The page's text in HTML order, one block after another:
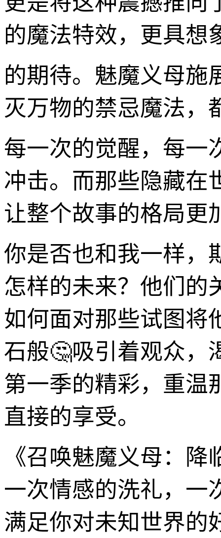
的魔法特效，更具想
的期待。魅魔义母施
灭万物的禁忌魔法，
每一次的觉醒，每一
冲击。而那些隐藏在
让整个故事的格局更
你是否也和我一样，
怎样的未来？他们的
如何面对那些试图将
石般🤔吸引着观众，
第一季的精彩，重温
直接的享受。
《召唤魅魔义母：
一次情感的洗礼，一
满足你对未知世界的